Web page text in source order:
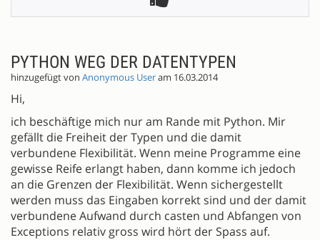
PYTHON WEG DER DATENTYPEN
hinzugefügt von Anonymous Useram 16.03.2014
Hi,
ich beschäftige mich nur am Rande mit Python. Mir
gefällt die Freiheit der Typen und die damit
verbundene Flexibilität. Wenn meine Programme eine
gewisse Reife erlangt haben, dann komme ich jedoch
an die Grenzen der Flexibilität. Wenn sichergestellt
werden muss das Eingaben korrekt sind und der damit
verbundene Aufwand durch casten und Abfangen von
Exceptions relativ gross wird hört der Spass auf.